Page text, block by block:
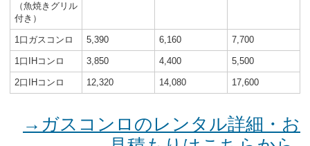
（魚焼きグリル
付き）
1口ガスコンロ 5,390 6,160 7,700
1口IHコンロ 3,850 4,400 5,500
2口IHコンロ 12,320 14,080 17,600
→ガスコンロのレンタル詳細・お